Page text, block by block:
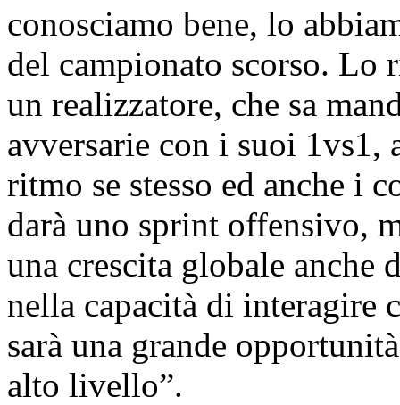
conosciamo bene, lo
del campionato scorso. Lo
un realizzatore, che sa
avversarie con i suoi 1vs1,
ritmo se stesso ed anche i
darà uno sprint offensivo,
una crescita globale
nella capacità di interagire
sarà una grande
alto livello”.